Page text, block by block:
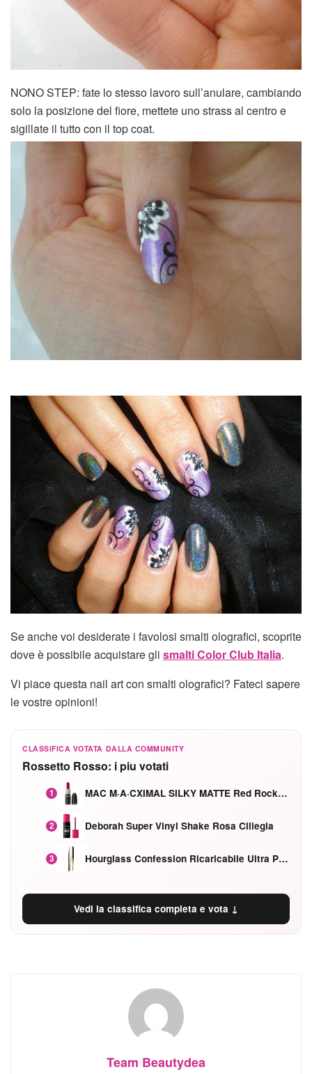
NONO STEP: fate lo stesso lavoro sull’anulare, cambiando
solo la posizione del fiore, mettete uno strass al centro e
sigillate il tutto con il top coat.
Se anche voi desiderate i favolosi smalti olografici, scoprite
dove è possibile acquistare gli smalti Color Club Italia.
Vi piace questa nail art con smalti olografici? Fateci sapere
le vostre opinioni!
CLASSIFICA VOTATA DALLA COMMUNITY
Rossetto Rosso: i piu votati
1 MAC M·A·CXIMAL SILKY MATTE Red Rock mat
2 Deborah Super Vinyl Shake Rosa Ciliegia
3 Hourglass Confession Ricaricabile Ultra Preciso Ad Alta Intensità Secretly Classic Red
Vedi la classifica completa e vota ↓
Team Beautydea